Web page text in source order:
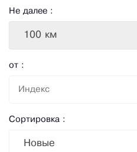
Не далее :
100 км
от :
Сортировка :
Новые